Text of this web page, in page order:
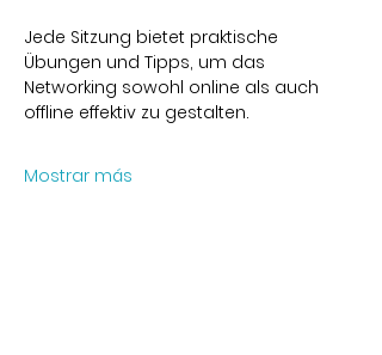
Jede Sitzung bietet praktische
Übungen und Tipps, um das
Networking sowohl online als auch
offline effektiv zu gestalten.
Mostrar más